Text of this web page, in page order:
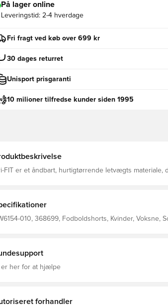
På lager online
Leveringstid: 2-4 hverdage
Fri fragt ved køb over 699 kr
30 dages returret
Unisport prisgaranti
10 milioner tilfredse kunder siden 1995
FIT er et åndbart, hurtigtørrende letvægts materiale,
010, 368699, Fodboldshorts, Kvinder, Voksne,
er her for at hjælpe
forhandler